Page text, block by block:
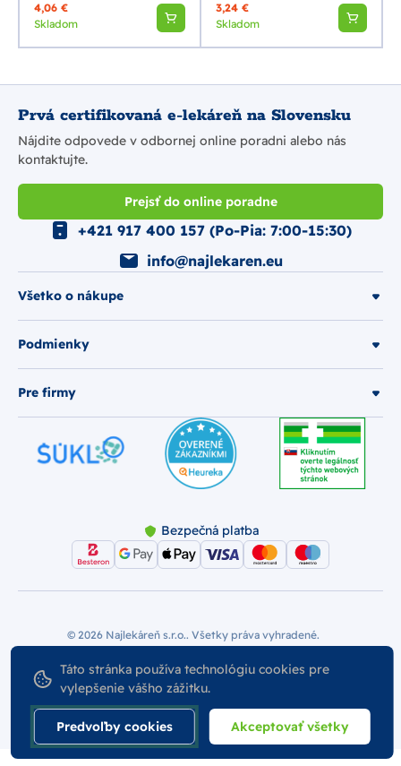
4,06 €
Skladom
3,24 €
Skladom
Prvá certifikovaná e-lekáreň na Slovensku
Nájdite odpovede v odbornej online poradni alebo nás
kontaktujte.
Prejsť do online poradne
Všetko o nákupe
Podmienky
Pre firmy
+421 917 400 157 (Po-Pia: 7:00-15:30)
info@najlekaren.eu
Bezpečná platba
© 2026 Najlekáreň s.r.o.. Všetky práva vyhradené.
Nastavenie Cookies
Podmienky používania
Odstúpiť od zmluvy
Táto stránka používa technológiu cookies pre
vylepšenie vášho zážitku.
Predvoľby cookies Akceptovať všetky